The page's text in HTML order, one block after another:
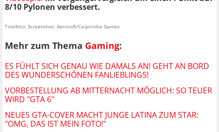
8/10 Pylonen verbessert.
Titelfoto: Screenshot: Aerosoft/Caipirinha Games
Mehr zum Thema Gaming:
ES FÜHLT SICH GENAU WIE DAMALS AN! GEHT AN BORD
DES WUNDERSCHÖNEN FANLIEBLINGS!
VORBESTELLUNG AB MITTERNACHT MÖGLICH: SO TEUER
WIRD "GTA 6"
NEUES GTA-COVER MACHT JUNGE LATINA ZUM STAR:
"OMG, DAS IST MEIN FOTO!"